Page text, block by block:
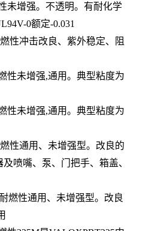
未增强。不透明。有耐化学
0额定-0.031
性冲击改良、紫外稳定、阻
性未增强,通用。典型粘度为
性未增强,通用。典型粘度为
性通用、未增强型。改良的
喷嘴、泵、门把手、箱盖、
燃性通用、未增强型。改良